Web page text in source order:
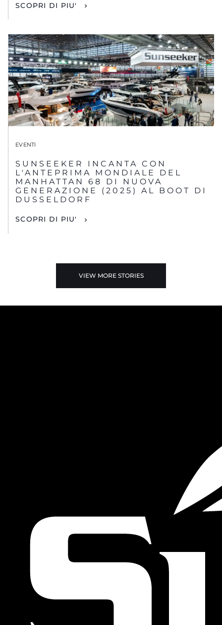
SCOPRI DI PIU'
EVENTI
SUNSEEKER INCANTA CON
L'ANTEPRIMA MONDIALE DEL
MANHATTAN 68 DI NUOVA
GENERAZIONE (2025) AL BOOT DI
DUSSELDORF
SCOPRI DI PIU'
VIEW MORE STORIES